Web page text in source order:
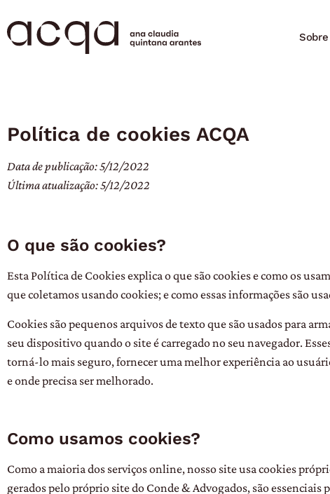
Sobre
Política de cookies ACQA
Data de publicação: 5/12/2022
Última atualização: 5/12/2022
O que são cookies?
Esta Política de Cookies explica o que são cookies e como os
que coletamos usando cookies; e como essas informações são
Cookies são pequenos arquivos de texto que são usados ​​para
seu dispositivo quando o site é carregado no seu navegador.
torná-lo mais seguro, fornecer uma melhor experiência ao
e onde precisa ser melhorado.
Como usamos cookies?
Como a maioria dos serviços online, nosso site usa cookies
gerados pelo próprio site do Conde & Advogados, são